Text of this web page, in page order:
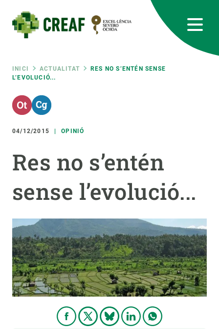
contingut
Fil
d'ariadna
INICI ACTUALITAT
RES NO S’ENTÉN SENSE
L’EVOLUCIÓ...
04/12/2015 OPINIÓ
Res no s’entén
sense l’evolució...
RRSS
Featured
responsive
INTRANET
Responsive
menu
RECERCA
CIÈNCIA EN ACCIÓ
UNEIX-TE A NOSALTRES
PARTICIPA
NOTÍCIES I AGENDA